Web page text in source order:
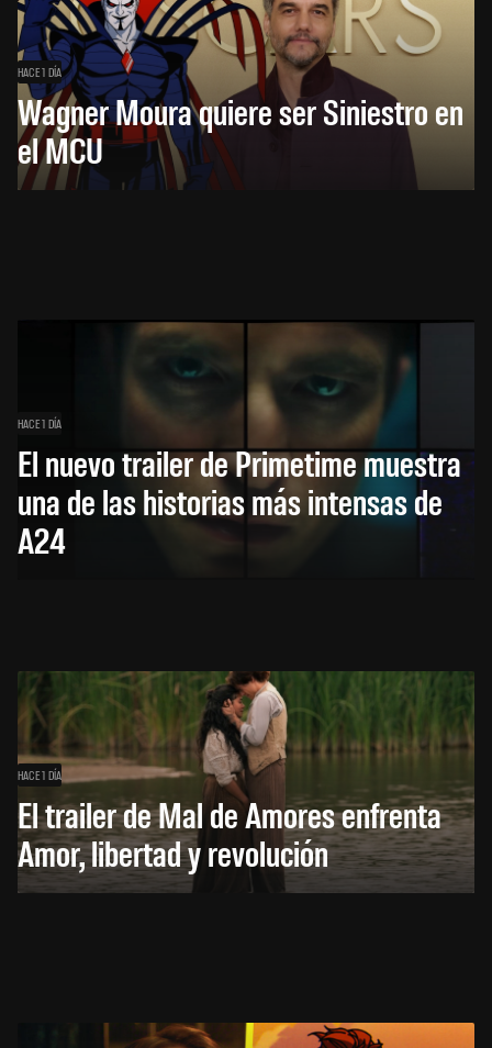
HACE 1 DÍA
Wagner Moura quiere ser Siniestro en
el MCU
HACE 1 DÍA
El nuevo trailer de Primetime muestra
una de las historias más intensas de
A24
HACE 1 DÍA
El trailer de Mal de Amores enfrenta
Amor, libertad y revolución